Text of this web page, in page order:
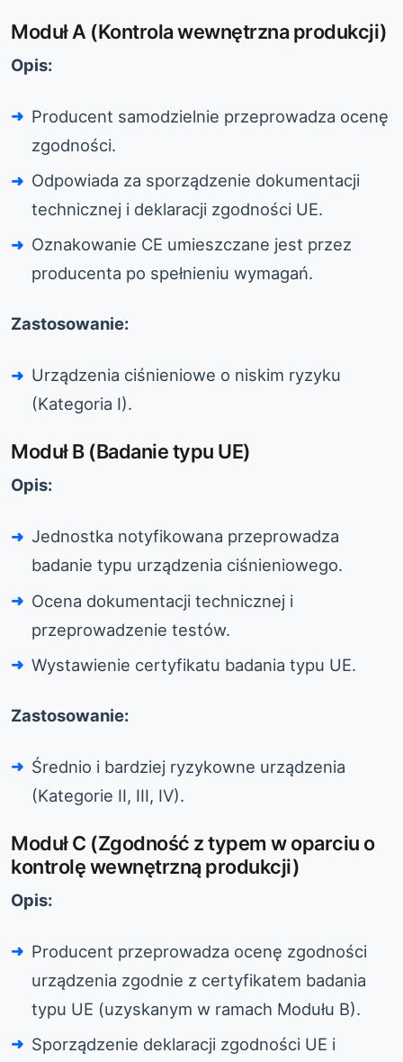
Moduł A (Kontrola wewnętrzna produkcji)
Opis:
Producent samodzielnie przeprowadza ocenę
zgodności.
Odpowiada za sporządzenie dokumentacji
technicznej i deklaracji zgodności UE.
Oznakowanie CE umieszczane jest przez
producenta po spełnieniu wymagań.
Zastosowanie:
Urządzenia ciśnieniowe o niskim ryzyku
(Kategoria I).
Moduł B (Badanie typu UE)
Opis:
Jednostka notyfikowana przeprowadza
badanie typu urządzenia ciśnieniowego.
Ocena dokumentacji technicznej i
przeprowadzenie testów.
Wystawienie certyfikatu badania typu UE.
Zastosowanie:
Średnio i bardziej ryzykowne urządzenia
(Kategorie II, III, IV).
Moduł C (Zgodność z typem w oparciu o
kontrolę wewnętrzną produkcji)
Opis:
Producent przeprowadza ocenę zgodności
urządzenia zgodnie z certyfikatem badania
typu UE (uzyskanym w ramach Modułu B).
Sporządzenie deklaracji zgodności UE i